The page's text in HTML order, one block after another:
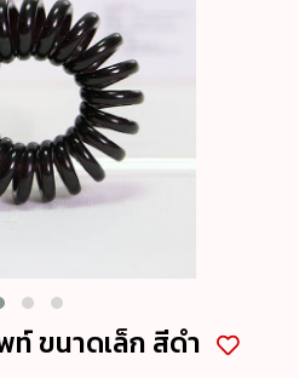
ขนาดเล็ก สีดำ